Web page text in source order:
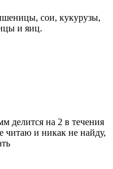
сои, кукурузы,
и яиц.
делится на 2 в течения
читаю и никак не найду,